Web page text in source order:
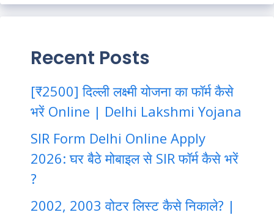
Recent Posts
[₹2500] दिल्ली लक्ष्मी योजना का फॉर्म कैसे
भरें Online | Delhi Lakshmi Yojana
SIR Form Delhi Online Apply
2026: घर बैठे मोबाइल से SIR फॉर्म कैसे भरें
?
2002, 2003 वोटर लिस्ट कैसे निकाले? |